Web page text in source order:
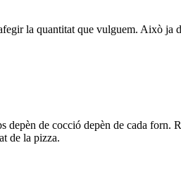
la quantitat que vulguem. Això ja
depèn de cocció depèn de cada
de la pizza.